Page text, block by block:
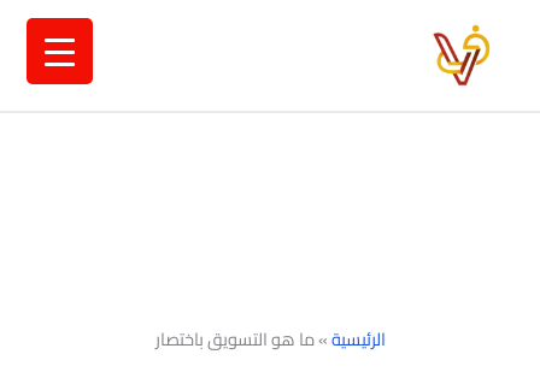
الرئيسية»ما هو التسويق باختصار